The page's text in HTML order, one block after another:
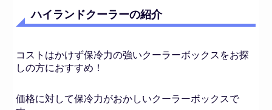
ハイランドクーラーの紹介
コストはかけず保冷力の強いクーラーボックスをお探
しの方におすすめ！
価格に対して保冷力がおかしいクーラーボックスで